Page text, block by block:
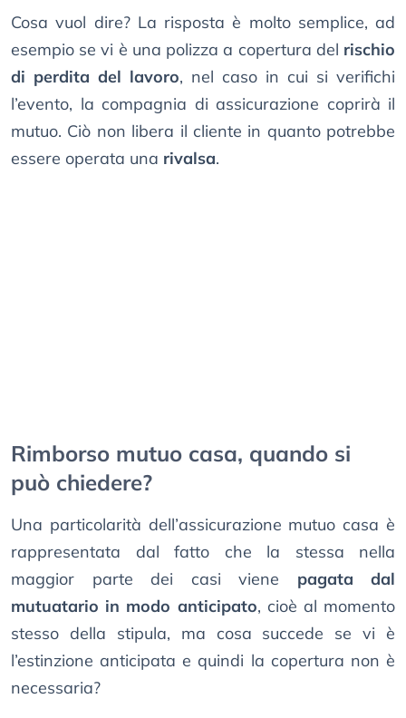
Cosa vuol dire? La risposta è molto semplice, ad
esempio se vi è una polizza a copertura del rischio
di perdita del lavoro, nel caso in cui si verifichi
l’evento, la compagnia di assicurazione coprirà il
mutuo. Ciò non libera il cliente in quanto potrebbe
essere operata una rivalsa.
Rimborso mutuo casa, quando si
può chiedere?
Una particolarità dell’assicurazione mutuo casa è
rappresentata dal fatto che la stessa nella
maggior parte dei casi viene pagata dal
mutuatario in modo anticipato, cioè al momento
stesso della stipula, ma cosa succede se vi è
l’estinzione anticipata e quindi la copertura non è
necessaria?